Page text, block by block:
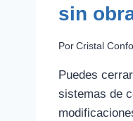
sin
Por Cristal
Puedes
sistemas de